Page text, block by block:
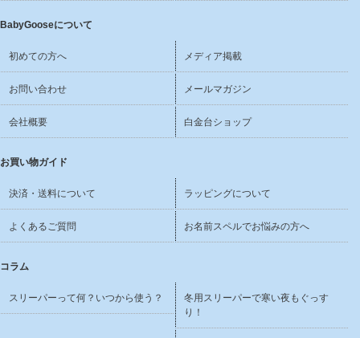
BabyGooseについて
初めての方へ メディア掲載
お問い合わせ メールマガジン
会社概要 白金台ショップ
お買い物ガイド
決済・送料について ラッピングについて
よくあるご質問 お名前スペルでお悩みの方へ
コラム
スリーパーって何？いつから使う？
冬用スリーパーで寒い夜もぐっす
り！